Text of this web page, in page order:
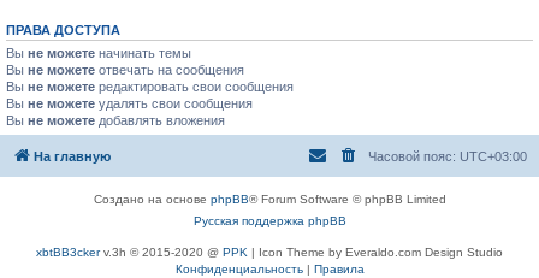
ПРАВА ДОСТУПА
Вы не можете начинать темы
Вы не можете отвечать на сообщения
Вы не можете редактировать свои сообщения
Вы не можете удалять свои сообщения
Вы не можете добавлять вложения
На главную Часовой пояс: UTC+03:00
Создано на основе phpBB® Forum Software © phpBB Limited
Русская поддержка phpBB
xbtBB3ckerv.3h © 2015-2020 @ PPK | Icon Theme by Everaldo.com Design Studio
Конфиденциальность| Правила